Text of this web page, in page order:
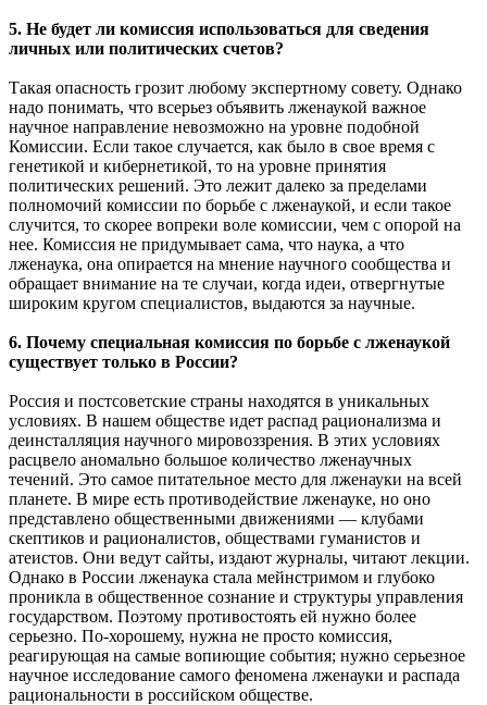
5. Не будет ли комиссия использоваться для сведения
личных или политических счетов?
Такая опасность грозит любому экспертному совету. Однако
надо понимать, что всерьез объявить лженаукой важное
научное направление невозможно на уровне подобной
Комиссии. Если такое случается, как было в свое время с
генетикой и кибернетикой, то на уровне принятия
политических решений. Это лежит далеко за пределами
полномочий комиссии по борьбе с лженаукой, и если такое
случится, то скорее вопреки воле комиссии, чем с опорой на
нее. Комиссия не придумывает сама, что наука, а что
лженаука, она опирается на мнение научного сообщества и
обращает внимание на те случаи, когда идеи, отвергнутые
широким кругом специалистов, выдаются за научные.
6. Почему специальная комиссия по борьбе с лженаукой
существует только в России?
Россия и постсоветские страны находятся в уникальных
условиях. В нашем обществе идет распад рационализма и
деинсталляция научного мировоззрения. В этих условиях
расцвело аномально большое количество лженаучных
течений. Это самое питательное место для лженауки на всей
планете. В мире есть противодействие лженауке, но оно
представлено общественными движениями — клубами
скептиков и рационалистов, обществами гуманистов и
атеистов. Они ведут сайты, издают журналы, читают лекции.
Однако в России лженаука стала мейнстримом и глубоко
проникла в общественное сознание и структуры управления
государством. Поэтому противостоять ей нужно более
серьезно. По-хорошему, нужна не просто комиссия,
реагирующая на самые вопиющие события; нужно серьезное
научное исследование самого феномена лженауки и распада
рациональности в российском обществе.